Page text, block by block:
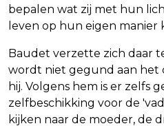
bepalen wat zij met hun
leven op hun eigen
Baudet verzette zich daar
wordt niet gegund aan het
hij. Volgens hem is er zelfs
zelfbeschikking voor de
kijken naar de moeder, de